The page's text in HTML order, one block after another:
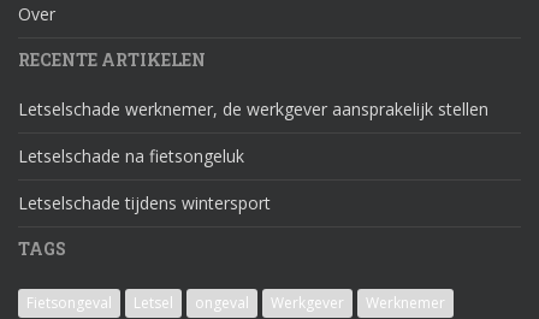
Over
RECENTE ARTIKELEN
Letselschade werknemer, de werkgever aansprakelijk stellen
Letselschade na fietsongeluk
Letselschade tijdens wintersport
TAGS
Fietsongeval Letsel ongeval Werkgever Werknemer